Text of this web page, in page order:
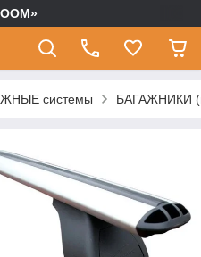
системы БАГАЖНИКИ